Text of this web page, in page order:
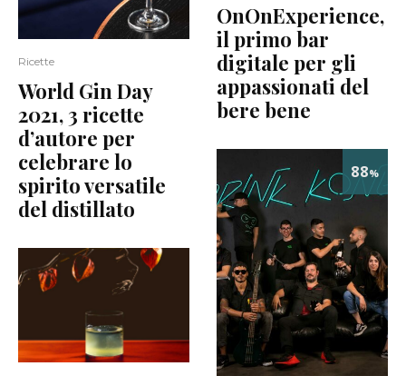
Ricette
World Gin Day
2021, 3 ricette
d’autore per
celebrare lo
spirito versatile
del distillato
OnOnExperience,
il primo bar
digitale per gli
appassionati del
bere bene
88%